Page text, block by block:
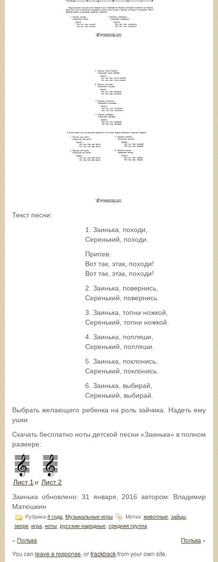
Текст песни:
1. Заинька, походи,
Серенький, походи.
Припев:
Вот так, этак, походи!
Вот так, этак, походи!
2. Заинька, повернись,
Серенький, повернись.
3. Заинька, топни ножкой,
Серенький, топни ножкой.
4. Заинька, попляши,
Серенький, попляши.
5. Заинька, поклонись,
Серенький, поклонись.
6. Заинька, выбирай,
Серенький, выбирай.
Выбрать желающего ребенка на роль зайчика. Надеть ему
ушки.
Скачать бесплатно ноты детской песни «Заинька» в полном
размере:
Лист 1 и Лист 2
Заинька обновлено: 31 января, 2016 автором: Владимир
Матюшкин
Рубрика 4 года Музыкальные игры Метки: животные зайцы
звери игра ноты русские народные средняя группа
« Полька Полька »
You can leave a response, ortrackbackfrom your own site.